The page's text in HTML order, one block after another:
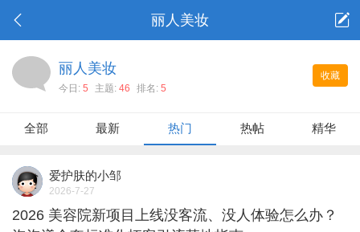
丽人美妆
收藏
丽人美妆
今日: 5 主题: 46 排名: 5
全部 最新 热门 热帖 精华
爱护肤的小邹
2026-7-27
2026 美容院新项目上线没客流、没人体验怎么办？